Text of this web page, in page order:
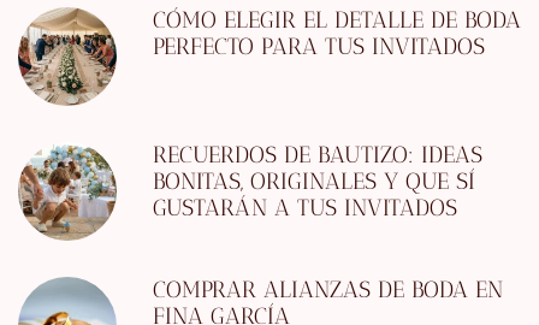
CÓMO ELEGIR EL DETALLE DE BODA
PERFECTO PARA TUS INVITADOS
RECUERDOS DE BAUTIZO: IDEAS
BONITAS, ORIGINALES Y QUE SÍ
GUSTARÁN A TUS INVITADOS
COMPRAR ALIANZAS DE BODA EN
FINA GARCÍA